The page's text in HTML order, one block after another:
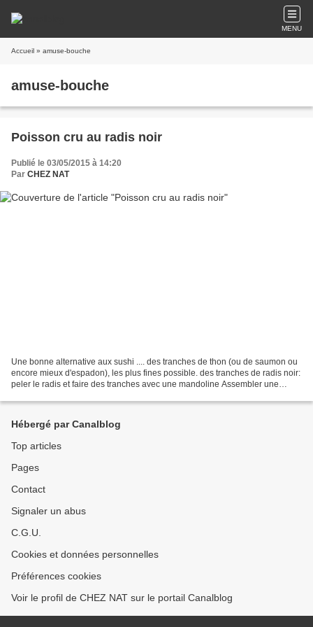
MENU
Accueil » amuse-bouche
amuse-bouche
Poisson cru au radis noir
Publié le 03/05/2015 à 14:20
Par CHEZ NAT
Une bonne alternative aux sushi .... des tranches de thon (ou de saumon ou
encore mieux d'espadon), les plus fines possible. des tranches de radis noir:
peler le radis et faire des tranches avec une mandoline Assembler une
Hébergé par Canalblog
Top articles
Pages
Contact
Signaler un abus
C.G.U.
Cookies et données personnelles
Préférences cookies
Voir le profil de CHEZ NAT sur le portail Canalblog